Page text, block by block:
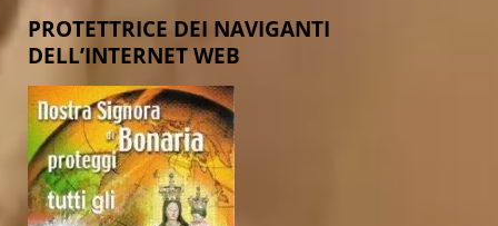
PROTETTRICE DEI NAVIGANTI
DELL’INTERNET WEB